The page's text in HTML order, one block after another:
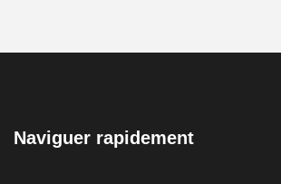
Naviguer rapidement